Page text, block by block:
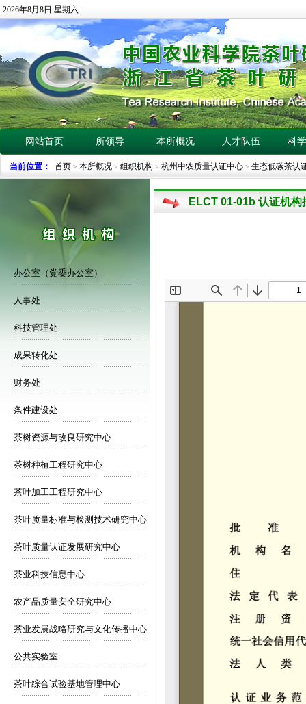
2026年8月8日 星期六
网站首页 所领导 本所概况 人才队伍 科
当前位置： 首页 > 本所概况 > 组织机构 > 杭州中农质量认证中心 > 生态低碳茶认
办公室（党委办公室）
人事处
科技管理处
成果转化处
财务处
条件建设处
茶树资源与改良研究中心
茶树种植工程研究中心
茶叶加工工程研究中心
茶叶质量标准与检测技术研究中心
茶叶质量认证发展研究中心
茶业科技信息中心
农产品质量安全研究中心
茶业发展战略研究与文化传播中心
公共实验室
茶叶综合试验基地管理中心
ELCT 01-01b 认证机构